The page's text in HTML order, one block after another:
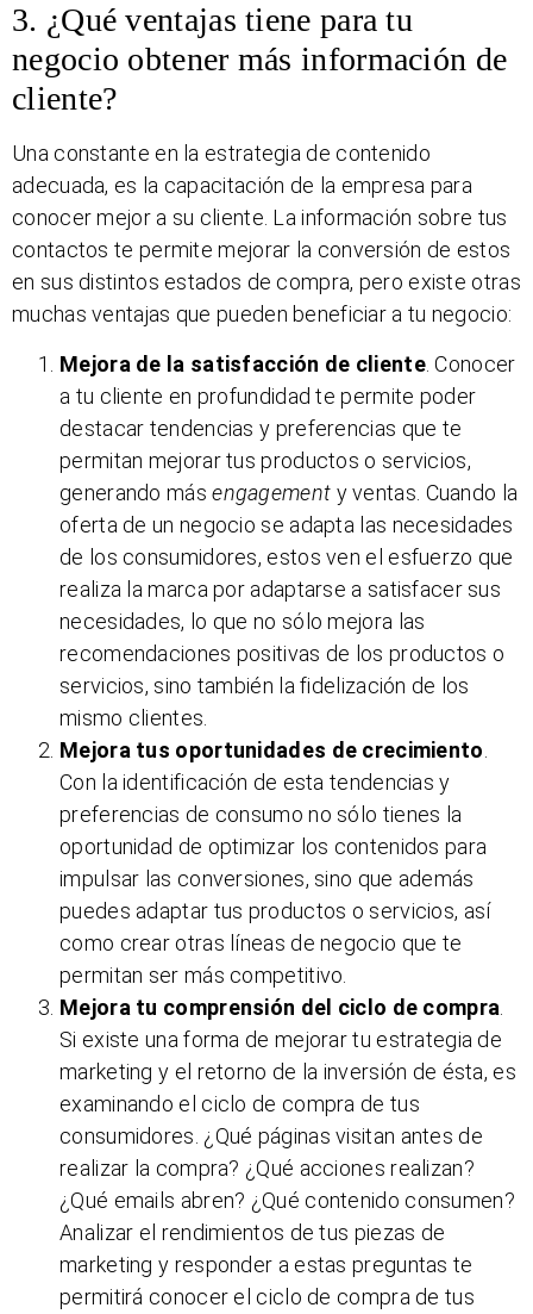
3. ¿Qué ventajas tiene para tu
negocio obtener más información de
cliente?
Una constante en la estrategia de contenido
adecuada, es la capacitación de la empresa para
conocer mejor a su cliente. La información sobre tus
contactos te permite mejorar la conversión de estos
en sus distintos estados de compra, pero existe otras
muchas ventajas que pueden beneficiar a tu negocio:
Mejora de la satisfacción de cliente. Conocer
a tu cliente en profundidad te permite poder
destacar tendencias y preferencias que te
permitan mejorar tus productos o servicios,
generando másengagement y ventas. Cuando la
oferta de un negocio se adapta las necesidades
de los consumidores, estos ven el esfuerzo que
realiza la marca por adaptarse a satisfacer sus
necesidades, lo que no sólo mejora las
recomendaciones positivas de los productos o
servicios, sino también la fidelización de los
mismo clientes.
Mejora tus oportunidades de crecimiento
Con la identificación de esta tendencias y
preferencias de consumo no sólo tienes la
oportunidad de optimizar los contenidos para
impulsar las conversiones, sino que además
puedes adaptar tus productos o servicios, así
como crear otras líneas de negocio que te
permitan ser más competitivo.
Mejora tu comprensión del ciclo de compra
Si existe una forma de mejorar tu estrategia de
marketing y el retorno de la inversión de ésta, es
examinando el ciclo de compra de tus
consumidores. ¿Qué páginas visitan antes de
realizar la compra? ¿Qué acciones realizan?
¿Qué emails abren? ¿Qué contenido consumen?
Analizar el rendimientos de tus piezas de
marketing y responder a estas preguntas te
permitirá conocer el ciclo de compra de tus